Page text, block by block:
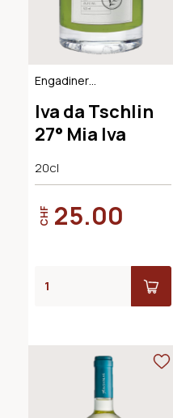
Engadiner
Iva da Tschlin
27° Mia Iva
20cl
CHF 25.00